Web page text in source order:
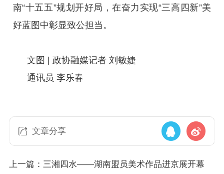
南“十五五”规划开好局，在奋力实现“三高四新”美
好蓝图中彰显致公担当。
文图 | 政协融媒记者 刘敏婕
通讯员 李乐春
文章分享
上一篇：三湘四水——湖南盟员美术作品进京展开幕